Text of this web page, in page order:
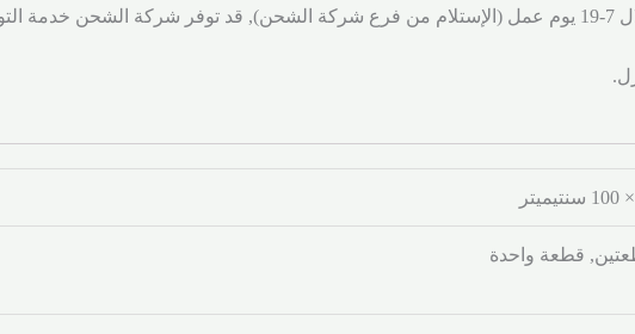
شحن لجميع المناطق والمدن خلال 7-19 يوم عمل (الإستلام من فرع شركة الشحن), قد توفر شركة
قطعة واحدة